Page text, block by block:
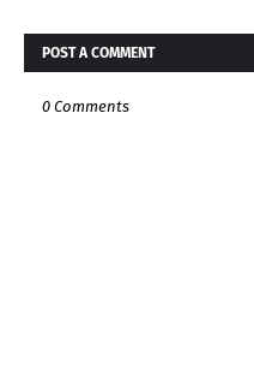
POST A COMMENT
0 Comments